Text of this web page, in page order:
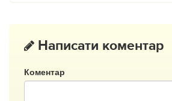
Написати коментар
Коментар